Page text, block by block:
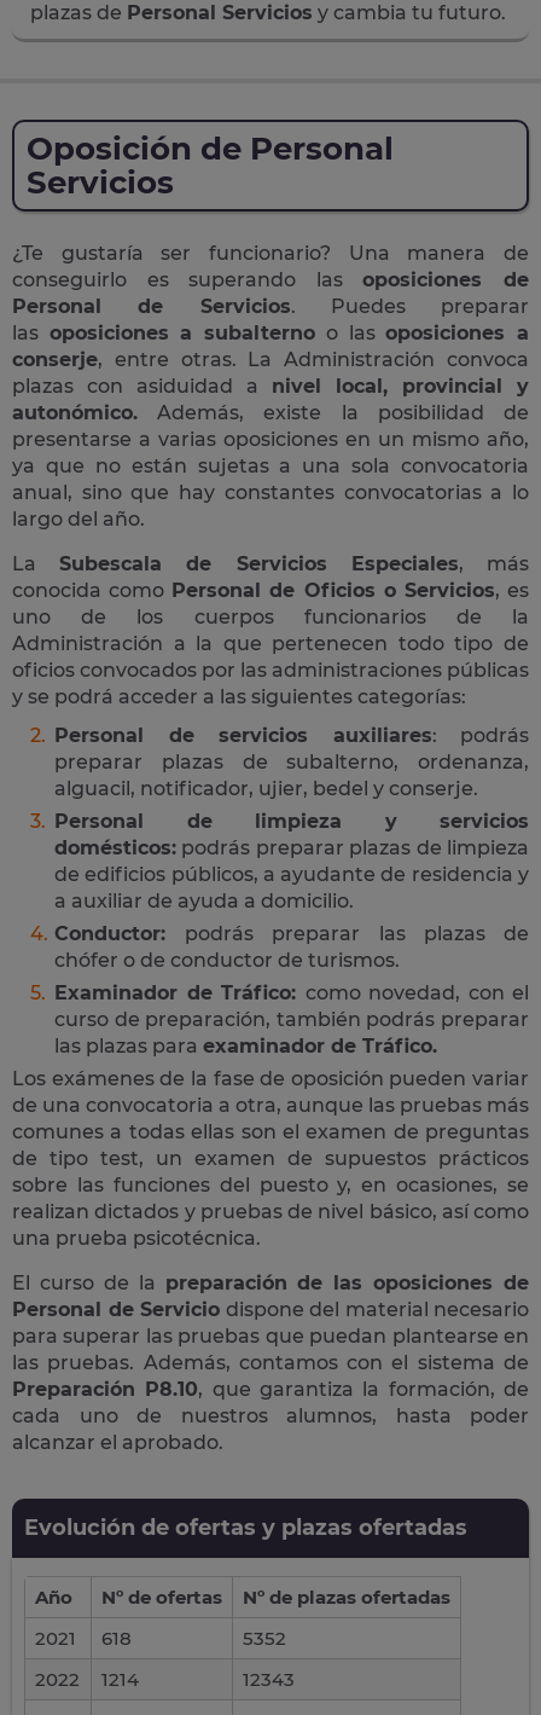
plazas de Personal Servicios y cambia tu futuro.
Oposición de Personal
Servicios
¿Te gustaría ser funcionario? Una manera de
conseguirlo es superando lasoposiciones de
Personal de Servicios. Puedes preparar
las oposiciones a subalterno o lasoposiciones a
conserje, entre otras. La Administración convoca
plazas con asiduidad a nivel local, provincial y
autonómico. Además, existe la posibilidad de
presentarse a varias oposiciones en un mismo año,
ya que no están sujetas a una sola convocatoria
anual, sino que hay constantes convocatorias a lo
largo del año.
LaSubescala de Servicios Especiales, más
conocida como Personal de Oficios o Servicios, es
uno de los cuerpos funcionarios de la
Administración a la que pertenecen todo tipo de
oficios convocados por las administraciones públicas
y se podrá acceder a las siguientes categorías:
Personal de servicios auxiliares: podrás
preparar plazas de subalterno, ordenanza,
alguacil, notificador, ujier, bedel y conserje.
Personal de limpieza y servicios
domésticos: podrás preparar plazas de limpieza
de edificios públicos, a ayudante de residencia y
a auxiliar de ayuda a domicilio.
Conductor: podrás preparar las plazas de
chófer o de conductor de turismos.
Examinador de Tráfico: como novedad, con el
curso de preparación, también podrás preparar
las plazas para examinador de Tráfico.
Los exámenes de la fase de oposición pueden variar
de una convocatoria a otra, aunque las pruebas más
comunes a todas ellas son el examen de preguntas
de tipo test, un examen de supuestos prácticos
sobre las funciones del puesto y, en ocasiones, se
realizan dictados y pruebas de nivel básico, así como
una prueba psicotécnica.
El curso de la preparación de las oposiciones de
Personal de Servicio dispone del material necesario
para superar las pruebas que puedan plantearse en
las pruebas. Además, contamos con el sistema de
Preparación P8.10, que garantiza la formación, de
cada uno de nuestros alumnos, hasta poder
alcanzar el aprobado.
Evolución de ofertas y plazas ofertadas
Año Nº de ofertas
Nº de plazas ofertadas
2021
618
5352
2022
1214
12343